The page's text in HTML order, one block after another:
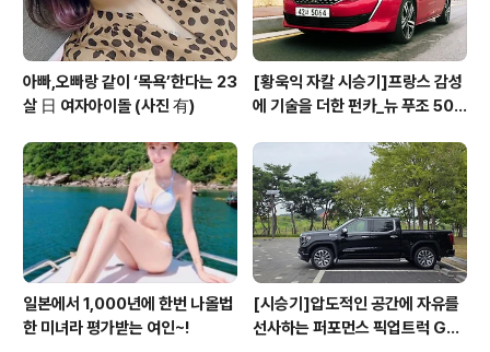
아빠,오빠랑 같이 ‘목욕’한다는 23
살 日 여자아이돌 (사진 有)
[황욱익 자칼 시승기]프랑스 감성
에 기술을 더한 펀카_뉴 푸조 508
일본에서 1,000년에 한번 나올법
한 미녀라 평가받는 여인~!
[시승기]압도적인 공간에 자유를
선사하는 퍼포먼스 픽업트럭 GM